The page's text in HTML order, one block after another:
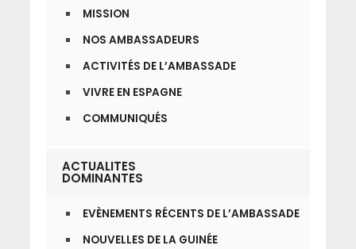
MISSION
NOS AMBASSADEURS
ACTIVITÉS DE L’AMBASSADE
VIVRE EN ESPAGNE
COMMUNIQUÉS
ACTUALITES
DOMINANTES
EVÈNEMENTS RÉCENTS DE L’AMBASSADE
NOUVELLES DE LA GUINÉE